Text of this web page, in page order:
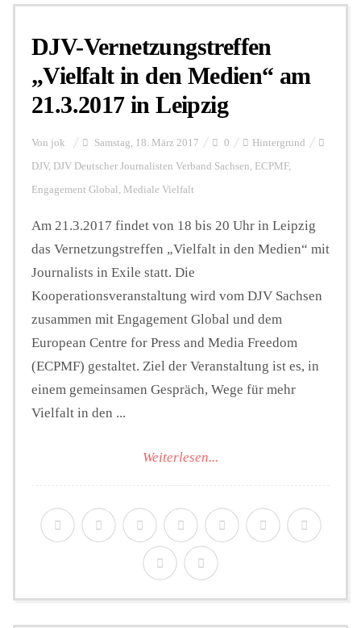
Personalien
Hintergrund
FUNKTURM-Beiträge
Podcast
Seminare
Unterstützen
DJV-Vernetzungstreffen
„Vielfalt in den Medien“ am
21.3.2017 in Leipzig
Von jok Samstag, 18. März 2017 0 Hintergrund
DJV, DJV Deutscher Journalisten Verband Sachsen, ECPMF,
Engagement Global , Mediale Vielfalt
Am 21.3.2017 findet von 18 bis 20 Uhr in Leipzig
das Vernetzungstreffen „Vielfalt in den Medien“ mit
Journalists in Exile statt. Die
Kooperationsveranstaltung wird vom DJV Sachsen
zusammen mit Engagement Global und dem
European Centre for Press and Media Freedom
(ECPMF) gestaltet. Ziel der Veranstaltung ist es, in
einem gemeinsamen Gespräch, Wege für mehr
Vielfalt in den ...
Weiterlesen...